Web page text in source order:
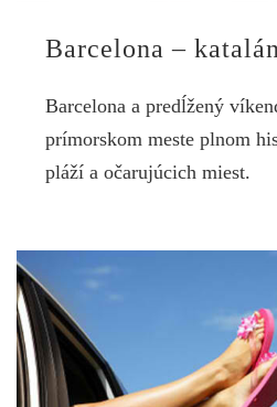
Barcelona –
Barcelona a predĺžený
prímorskom meste plnom
pláží a očarujúcich miest.